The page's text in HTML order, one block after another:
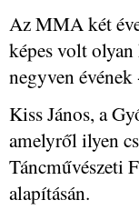
Az MMA két
képes volt
negyven
Kiss János, a
amelyről ilyen
Táncművészeti
alapításán.